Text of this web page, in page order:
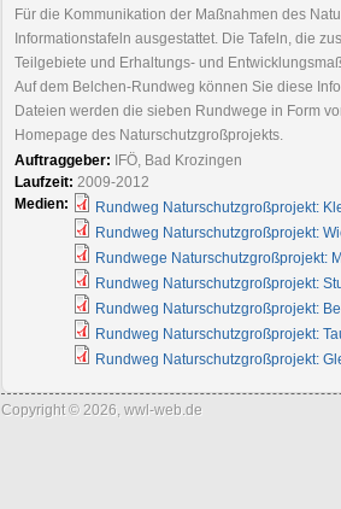
Für die Kommunikation der Maßnahmen des
Informationstafeln ausgestattet. Die Tafeln, die
Teilgebiete und Erhaltungs- und
Auf dem Belchen-Rundweg können Sie diese
Dateien werden die sieben Rundwege in Form
Homepage des Naturschutzgroßprojekts.
Auftraggeber: IFÖ, Bad Krozingen
Laufzeit: 2009-2012
Medien:
Rundweg Naturschutzgroßprojekt:
Rundweg Naturschutzgroßprojekt:
Rundwege Naturschutzgroßprojekt:
Rundweg Naturschutzgroßprojekt:
Rundweg Naturschutzgroßprojekt:
Rundweg Naturschutzgroßprojekt:
Rundweg Naturschutzgroßprojekt:
Copyright © 2026, wwl-web.de